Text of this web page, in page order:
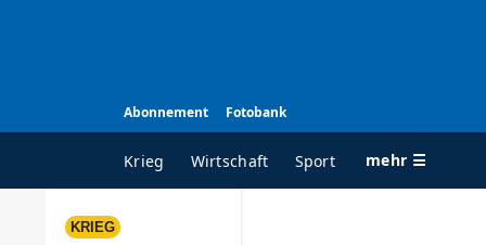
Abonnement Fotobank
Krieg Wirtschaft Sport mehr ☰
KRIEG